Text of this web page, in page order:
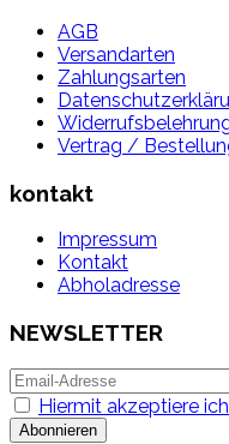
AGB
Versandarten
Zahlungsarten
Vertrag /
kontakt
Impressum
Kontakt
Abholadresse
NEWSLETTER
Hiermit akzeptiere